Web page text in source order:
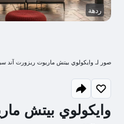
وايكولوي بيتش
ردهة
صور لـ وايكولوي بيتش ماريوت ريزورت آند